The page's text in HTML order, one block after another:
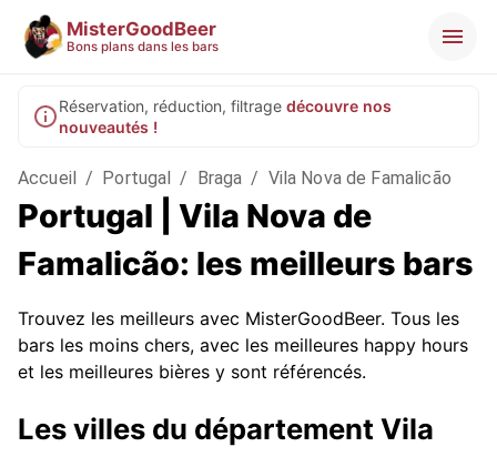
MisterGoodBeer
Bons plans dans les bars
Réservation, réduction, filtrage découvre nos
nouveautés !
Accueil / Portugal / Braga / Vila Nova de Famalicão
Portugal | Vila Nova de
Famalicão: les meilleurs bars
Trouvez les meilleurs avec MisterGoodBeer. Tous les
bars les moins chers, avec les meilleures happy hours
et les meilleures bières y sont référencés.
Les villes du département Vila